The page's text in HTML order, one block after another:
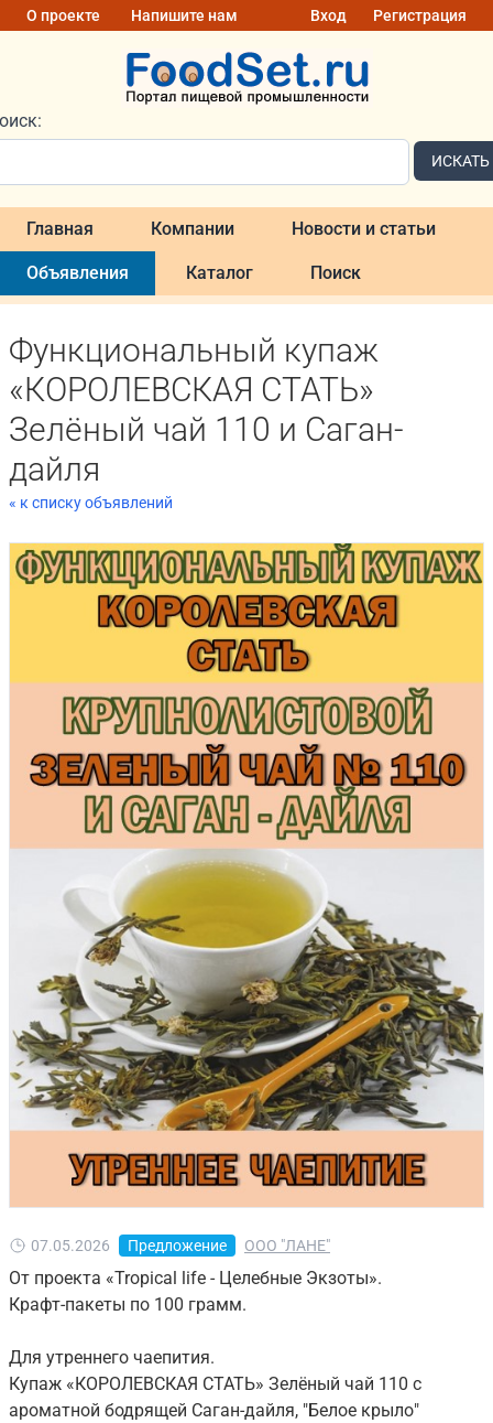
О проекте Напишите нам Вход Регистрация
ИСКАТЬ
Главная Компании Новости и статьи
Объявления Каталог Поиск
Функциональный купаж
«КОРОЛЕВСКАЯ СТАТЬ»
Зелёный чай 110 и Саган-
дайля
« к списку объявлений
07.05.2026 Предложение ООО "ЛАНЕ"
От проекта «Tropical life - Целебные Экзоты».
Крафт-пакеты по 100 грамм.
Для утреннего чаепития.
Купаж «КОРОЛЕВСКАЯ СТАТЬ» Зелёный чай 110 с
ароматной бодрящей Саган-дайля, "Белое крыло"